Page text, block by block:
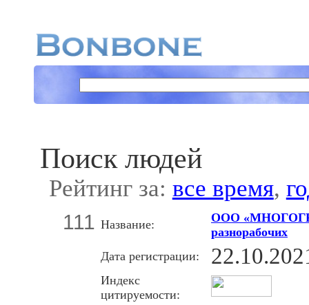
Поиск людей
Рейтинг за: все время,
111 Название:
ООО
разнорабочих
Дата регистрации:
Индекс
цитируемости: